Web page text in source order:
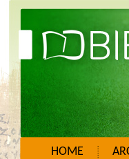
HOME